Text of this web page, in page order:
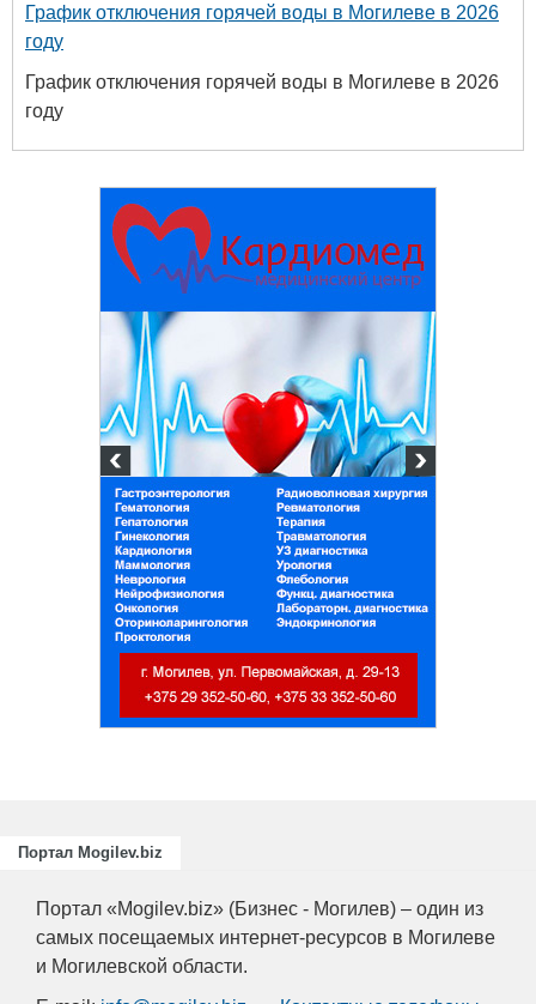
График отключения горячей воды в Могилеве в 2026
году
График отключения горячей воды в Могилеве в 2026
году
Портал Mogilev.biz
Портал «Mogilev.biz» (Бизнес - Могилев) – один из
самых посещаемых интернет-ресурсов в Могилеве
и Могилевской области.